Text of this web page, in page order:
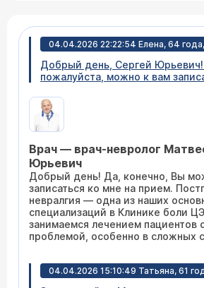
04.04.2026 22:22:54 Елена, 64
Добрый день, Сергей Юрьевич!
пожалуйста, можно к вам
Сильные боли у моего отца 87
месяца назначенного лечения
результат.
Врач — врач-невролог
Юрьевич
Добрый день! Да, конечно, Вы
записаться ко мне на прием.
невралгия — одна из наших
специализаций в Клинике боли
занимаемся лечением пациентов
проблемой, особенно в сложных
04.04.2026 15:10:49 Татьяна, 61